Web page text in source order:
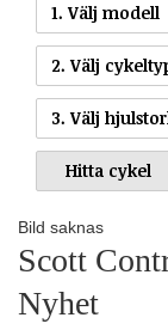
1. Välj modell
2. Välj
3. Välj
Bild saknas
Scott
Nyhet